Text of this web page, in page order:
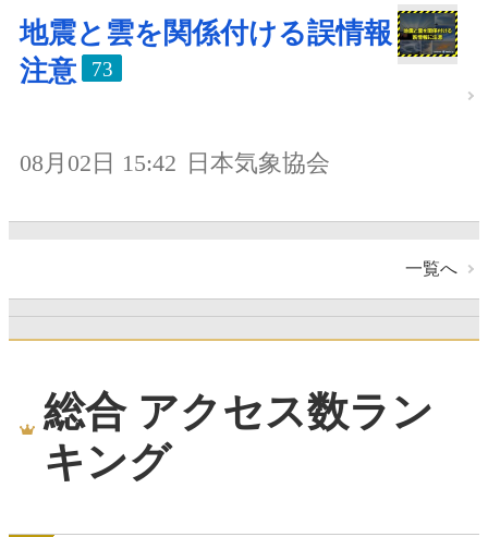
地震と雲を関係付ける誤情報
注意
73
08月02日 15:42 日本気象協会
一覧へ
総合 アクセス数ラン
キング